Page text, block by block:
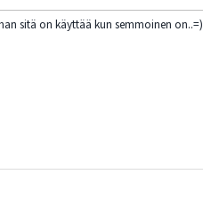
sitä on käyttää kun semmoinen on..=)